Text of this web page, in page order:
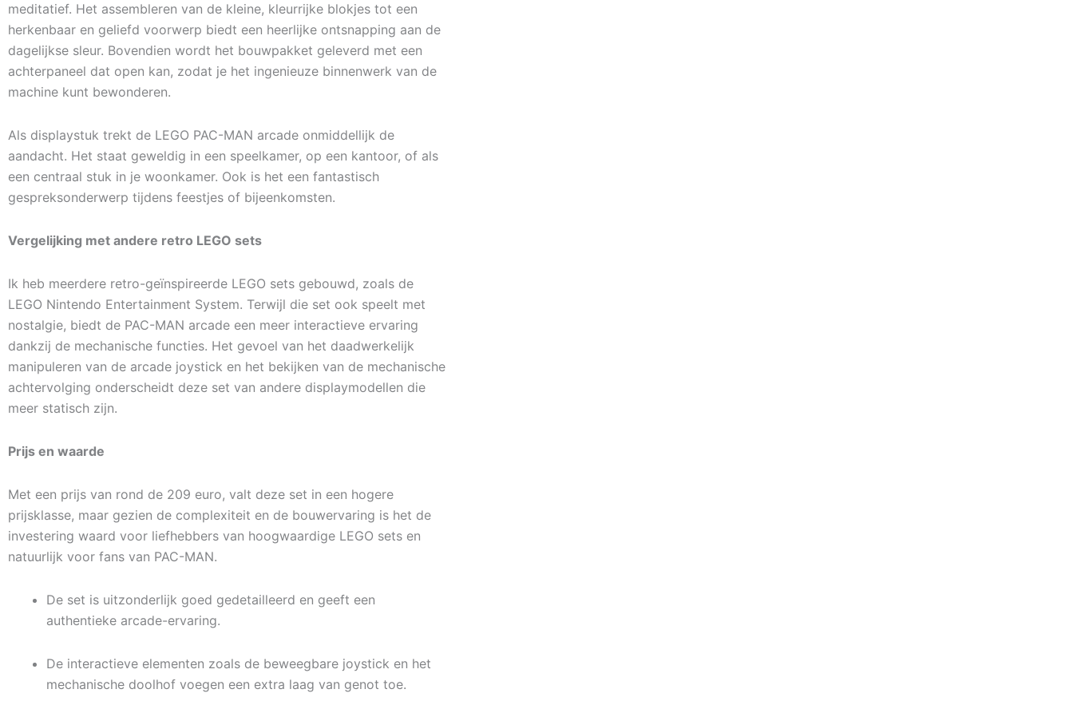
meditatief. Het assembleren van de kleine, kleurrijke blokjes tot een
herkenbaar en geliefd voorwerp biedt een heerlijke ontsnapping aan de
dagelijkse sleur. Bovendien wordt het bouwpakket geleverd met een
achterpaneel dat open kan, zodat je het ingenieuze binnenwerk van de
machine kunt bewonderen.
Als displaystuk trekt de LEGO PAC-MAN arcade onmiddellijk de
aandacht. Het staat geweldig in een speelkamer, op een kantoor, of als
een centraal stuk in je woonkamer. Ook is het een fantastisch
gespreksonderwerp tijdens feestjes of bijeenkomsten.
Vergelijking met andere retro LEGO sets
Ik heb meerdere retro-geïnspireerde LEGO sets gebouwd, zoals de
LEGO Nintendo Entertainment System. Terwijl die set ook speelt met
nostalgie, biedt de PAC-MAN arcade een meer interactieve ervaring
dankzij de mechanische functies. Het gevoel van het daadwerkelijk
manipuleren van de arcade joystick en het bekijken van de mechanische
achtervolging onderscheidt deze set van andere displaymodellen die
meer statisch zijn.
Prijs en waarde
Met een prijs van rond de 209 euro, valt deze set in een hogere
prijsklasse, maar gezien de complexiteit en de bouwervaring is het de
investering waard voor liefhebbers van hoogwaardige LEGO sets en
natuurlijk voor fans van PAC-MAN.
De set is uitzonderlijk goed gedetailleerd en geeft een
authentieke arcade-ervaring.
De interactieve elementen zoals de beweegbare joystick en het
mechanische doolhof voegen een extra laag van genot toe.